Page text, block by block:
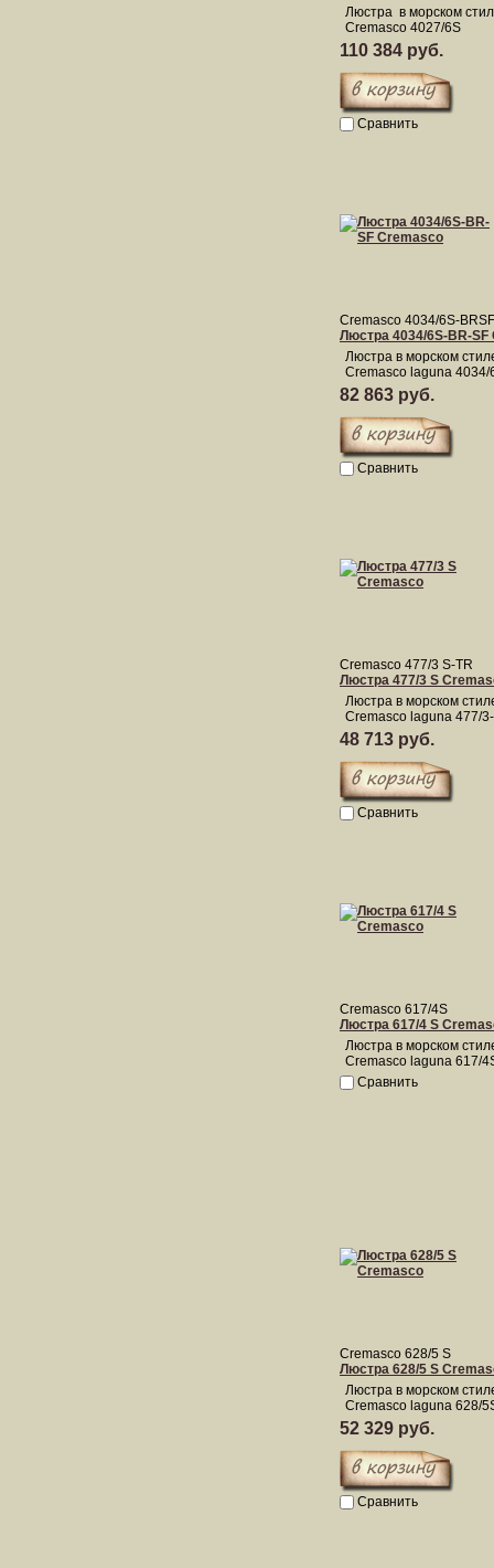
Люстра в морском
Cremasco 4027/6S
110 384 руб.
Сравнить
Cremasco 4034/6S-BRSF
Люстра 4034/6S-BR-SF
Люстра в морском
Cremasco laguna 4034/
82 863 руб.
Сравнить
Cremasco 477/3 S-TR
Люстра 477/3 S
Люстра в морском
Cremasco laguna 477/
48 713 руб.
Сравнить
Cremasco 617/4S
Люстра 617/4 S
Люстра в морском
Cremasco laguna 617/
Сравнить
Cremasco 628/5 S
Люстра 628/5 S
Люстра в морском
Cremasco laguna 628/
52 329 руб.
Сравнить